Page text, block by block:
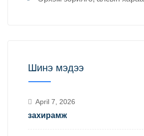
Шинэ мэдээ
April 7, 2026
захирамж